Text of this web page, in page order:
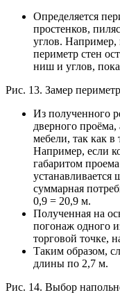
Определяется
простенков,
углов. Например,
периметр стен
ниш и углов,
Рис. 13. Замер
Из полученного
дверного проёма,
мебели, так как в
Например, если
габаритом
суммарная
0,9 = 20,9 м.
Полученная на
погонаж одного
торговой точке,
Таким образом,
длины по 2,7 м.
Рис. 14. Выбор